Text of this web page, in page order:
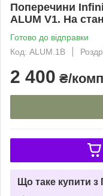
Поперечини
ALUM V1. На
Готово до відправки
Код: ALUM.1B
2 400 ₴/
Що таке купити